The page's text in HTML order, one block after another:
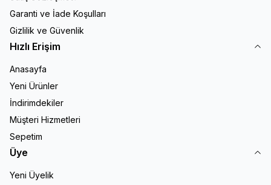
Garanti ve İade Koşulları
Gizlilik ve Güvenlik
Hızlı Erişim
Anasayfa
Yeni Ürünler
İndirimdekiler
Müşteri Hizmetleri
Sepetim
Üye
Yeni Üyelik